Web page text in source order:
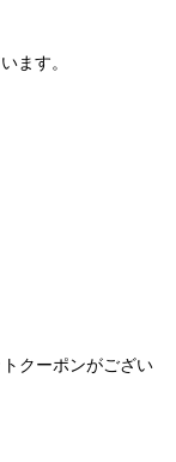
ます。
クーポンがござい